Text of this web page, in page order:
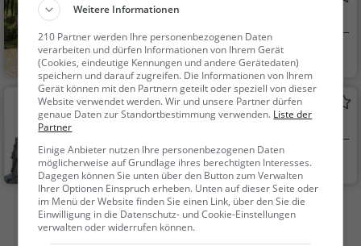
Park in Breganzona (Besso)
Breganzona, Schw
eiz
Familie & Kinder,
Natur
Kathedrale San Lorenzo
Kathedrale / Dom in Lugano
Lugano, Schweiz
Familie & Kinder,
Sehenswürdigkeit
Mehr Aktivitäten in Curio finden
Weitere Informationen
210 Partner werden Ihre personenbezogenen Daten
verarbeiten und dürfen Informationen von Ihrem Gerät
(Cookies, eindeutige Kennungen und andere Gerätedaten)
speichern und darauf zugreifen. Die Informationen von Ihrem
Gerät können mit den Partnern geteilt oder speziell von dieser
Website verwendet werden. Wir und unsere Partner dürfen
genaue Daten zur Standortbestimmung verwenden. Liste der
Partner
Einige Anbieter nutzen Ihre personenbezogenen Daten
möglicherweise auf Grundlage ihres berechtigten Interesses.
Dagegen können Sie unten über den Button zum Verwalten
Ihrer Optionen Einspruch erheben. Unten auf dieser Seite oder
im Menü der Website finden Sie einen Link, über den Sie die
Einwilligung in die Datenschutz- und Cookie-Einstellungen
verwalten oder widerrufen können.